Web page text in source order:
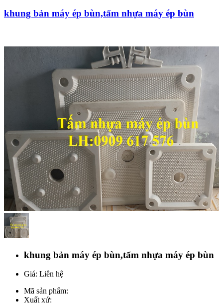
khung bản máy ép bùn,tấm nhựa máy ép bùn
khung bản máy ép bùn,tấm nhựa máy ép bùn
Giá: Liên hệ
Mã sản phẩm:
Xuất xứ: